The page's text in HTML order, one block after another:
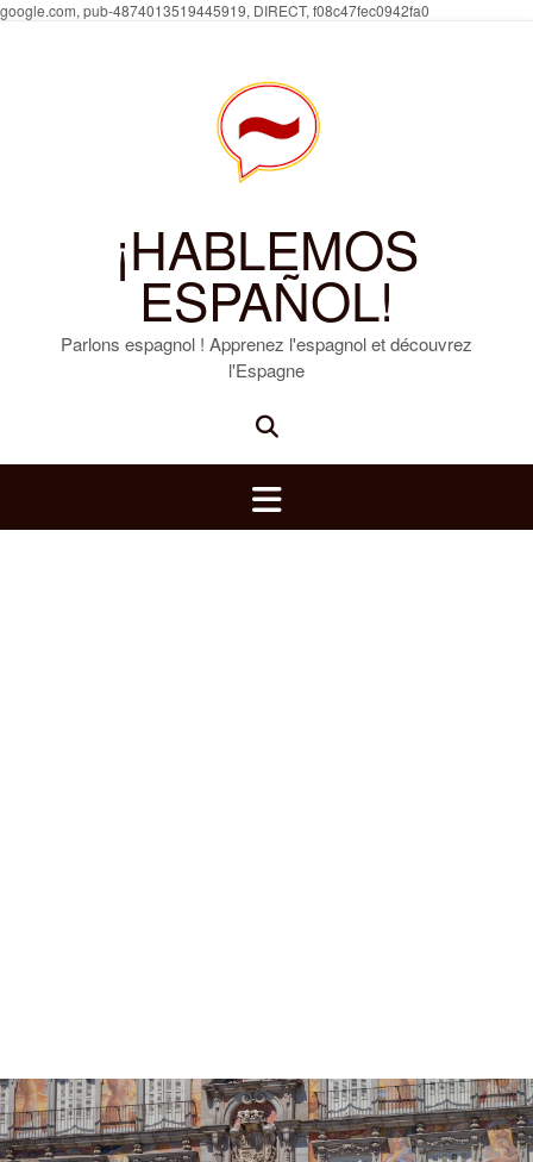
google.com, pub-4874013519445919, DIRECT, f08c47fec0942fa0
¡HABLEMOS
ESPAÑOL!
Parlons espagnol ! Apprenez l'espagnol et découvrez
l'Espagne